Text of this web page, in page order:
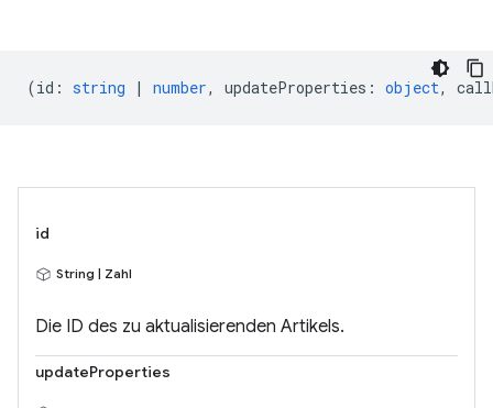
(id : string | number, updateProperties : object,
id
String | Zahl
Die ID des zu aktualisierenden Artikels.
updateProperties